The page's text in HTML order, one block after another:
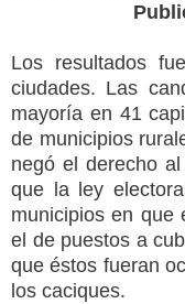
Los resultados
ciudades. Las
mayoría en 41
de municipios
negó el derecho
que la ley
municipios en que
el de puestos a
que éstos fueran
los caciques.